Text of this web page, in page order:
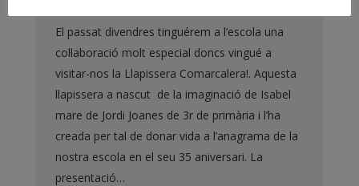
El passat divendres tinguérem a l’escola una
col·laboració molt especial doncs vingué a
visitar-nos la Llapissera Comarcalera!. Aquesta
llapissera a nascut de la imaginació de Isabel
mare de Jordi Joanes de 3r de primària i l’ha
creada per tal de donar vida a l’anagrama de la
nostra escola en el seu 35 aniversari. La
presentació…